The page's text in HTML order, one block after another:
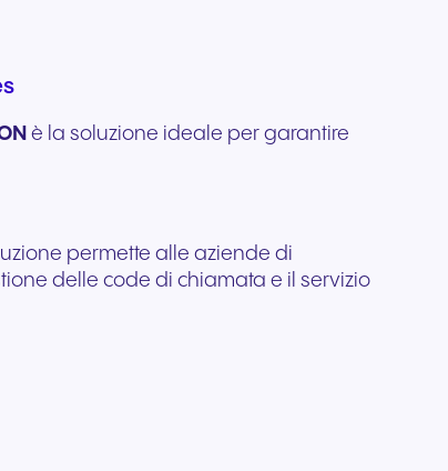
è la soluzione ideale per garantire
permette alle aziende di
delle code di chiamata e il servizio